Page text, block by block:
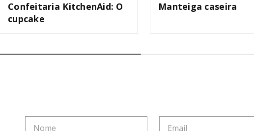
Confeitaria KitchenAid: O
cupcake
Manteiga caseira